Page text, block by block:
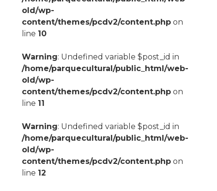
old/wp-
content/themes/pcdv2/content.phpon
line 10
Warning: Undefined variable $post_id in
/home/parquecultural/public_html/web-
old/wp-
content/themes/pcdv2/content.phpon
line 11
Warning: Undefined variable $post_id in
/home/parquecultural/public_html/web-
old/wp-
content/themes/pcdv2/content.phpon
line 12